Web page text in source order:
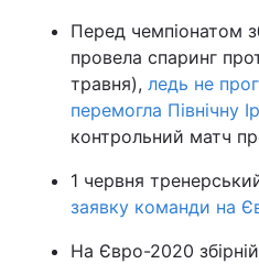
Перед чемпіонатом
провела спаринг
травня), ледь не
перемогла Північну
контрольний матч
1 червня
заявку команди на
На Євро-2020